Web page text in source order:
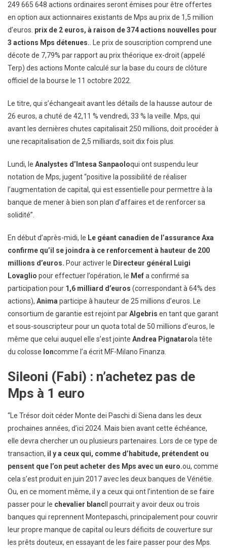
249 665 648 actions ordinaires seront émises pour être offertes
en option aux actionnaires existants de Mps au prix de 1,5 million
d’euros. prix de 2 euros, à raison de 374 actions nouvelles pour
3 actions Mps détenues.. Le prix de souscription comprend une
décote de 7,79% par rapport au prix théorique ex-droit (appelé
Terp) des actions Monte calculé sur la base du cours de clôture
officiel de la bourse le 11 octobre 2022.
Le titre, qui s’échangeait avant les détails de la hausse autour de
26 euros, a chuté de 42,11 % vendredi, 33 % la veille. Mps, qui
avant les dernières chutes capitalisait 250 millions, doit procéder à
une recapitalisation de 2,5 milliards, soit dix fois plus.
Lundi, le Analystes d’Intesa Sanpaoloqui ont suspendu leur
notation de Mps, jugent “positive la possibilité de réaliser
l’augmentation de capital, qui est essentielle pour permettre à la
banque de mener à bien son plan d’affaires et de renforcer sa
solidité”.
En début d’après-midi, le Le géant canadien de l’assurance Axa
confirme qu’il se joindra à ce renforcement à hauteur de 200
millions d’euros. Pour activer le Directeur général Luigi
Lovaglio pour effectuer l’opération, le Mefa confirmé sa
participation pour 1,6 milliard d’euros (correspondant à 64% des
actions), Animaparticipe à hauteur de 25 millions d’euros. Le
consortium de garantie est rejoint parAlgebris en tant que garant
et sous-souscripteur pour un quota total de 50 millions d’euros, le
même que celui auquel elle s’est jointe Andrea Pignataro la tête
du colosse Ioncomme l’a écrit MF-Milano Finanza.
Sileoni (Fabi) : n’achetez pas de
Mps à 1 euro
“Le Trésor doit céder Monte dei Paschi di Siena dans les deux
prochaines années, d’ici 2024. Mais bien avant cette échéance,
elle devra chercher un ou plusieurs partenaires. Lors de ce type de
transaction, il y a ceux qui, comme d’habitude, prétendent ou
pensent que l’on peut acheter des Mps avec un euro.ou, comme
cela s’est produit en juin 2017 avec les deux banques de Vénétie.
Ou, en ce moment même, il y a ceux qui ont l’intention de se faire
passer pour le chevalier blanc Il pourrait y avoir deux ou trois
banques qui reprennent Montepaschi, principalement pour couvrir
leur propre manque de capital ou leurs déficits de couverture sur
les prêts douteux, en essayant de les faire passer pour des Mps.